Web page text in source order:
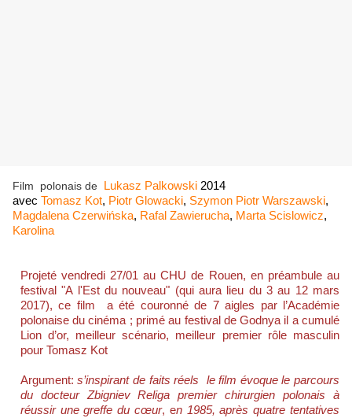
Film polonais de Lukasz Palkowski 2014
avec Tomasz Kot, Piotr Glowacki, Szymon Piotr Warszawski,
Magdalena Czerwińska, Rafal Zawierucha, Marta Scislowicz,
Karolina
Projeté vendredi 27/01 au CHU de Rouen, en préambuleau
festival "A l'Est du nouveau" (qui aura lieu du 3 au 12 mars
2017), ce film a été couronné de 7 aigles par l’Académie
polonaise du cinéma ; primé au festival de Godnya il a cumulé
Lion d’or, meilleur scénario, meilleur premier rôle masculin
pour Tomasz Kot
Argument:s’inspirant de faits réels le film évoque le parcours
du docteur Zbigniev Religa premier chirurgien polonais à
réussir une greffe du cœur, en 1985, après quatre tentatives